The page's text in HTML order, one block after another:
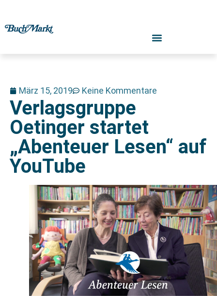
März 15, 2019 Keine Kommentare
Verlagsgruppe
Oetinger startet
„Abenteuer Lesen“ auf
YouTube